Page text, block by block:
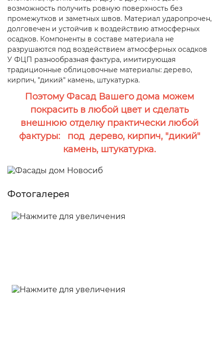
возможность получить ровную поверхность без
промежутков и заметных швов. Материал ударопрочен,
долговечен и устойчив к воздействию атмосферных
осадков. Компоненты в составе материала не
разрушаются под воздействием атмосферных осадков
У ФЦП разнообразная фактура, имитирующая
традиционные облицовочные материалы: дерево,
кирпич, "дикий" камень, штукатурка.
Поэтому Фасад Вашего дома можем
покрасить в любой цвет и сделать
внешнюю отделку практически любой
фактуры: под дерево, кирпич, "дикий"
камень, штукатурка.
Фотогалерея